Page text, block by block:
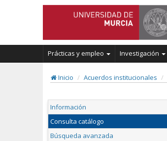
Prácticas y empleo Investigación
Inicio Acuerdos institucionales
Información
Consulta catálogo
Búsqueda avanzada